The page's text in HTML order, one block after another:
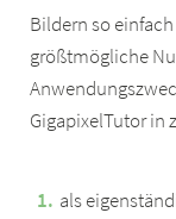
Bildern so
größtmögliche
GigapixelTutor in
als